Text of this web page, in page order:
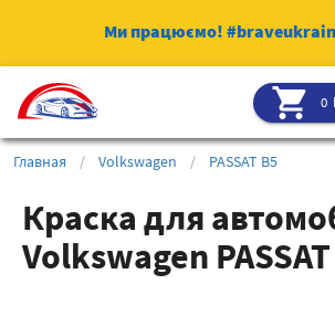
Ми працюємо!
shopping_cart 0
Главная / Volkswagen / PASSAT B5
Краска для
Volkswagen